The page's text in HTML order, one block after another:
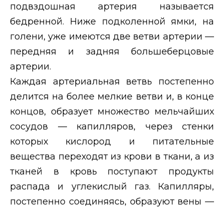
подвздошная артерия называется
бедренной. Ниже подколенной ямки, на
голени, уже имеются две ветви артерии —
передняя и задняя большеберцовые
артерии.
Каждая артериальная ветвь постепенно
делится на более мелкие ветви и, в конце
концов, образует множество мельчайших
сосудов — капилляров, через стенки
которых кислород и питательные
вещества переходят из крови в ткани, а из
тканей в кровь поступают продукты
распада и углекислый газ. Капилляры,
постепенно соединяясь, образуют вены —